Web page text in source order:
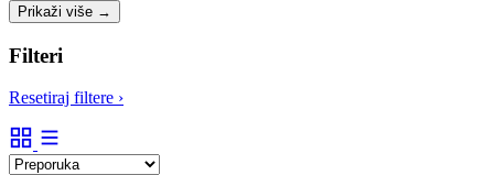
Prikaži više →
Filteri
Resetiraj filtere ›